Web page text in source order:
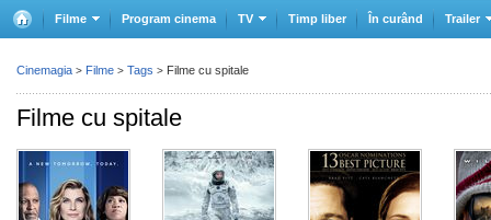
Filme Program cinema TV Timp liber În curând Trailer
Filme cu spitale
Cinemagia > Filme > Tags > Filme cu spitale